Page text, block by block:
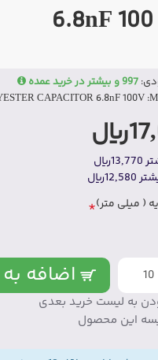
997 و بیشتر در خرید عمده
CAPACITOR 6.8nF 100V
( میلی متر)
اضافه
به لیست خرید بعدی
این محصول